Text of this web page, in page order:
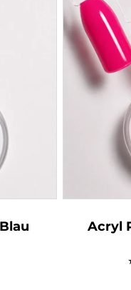
Acryl